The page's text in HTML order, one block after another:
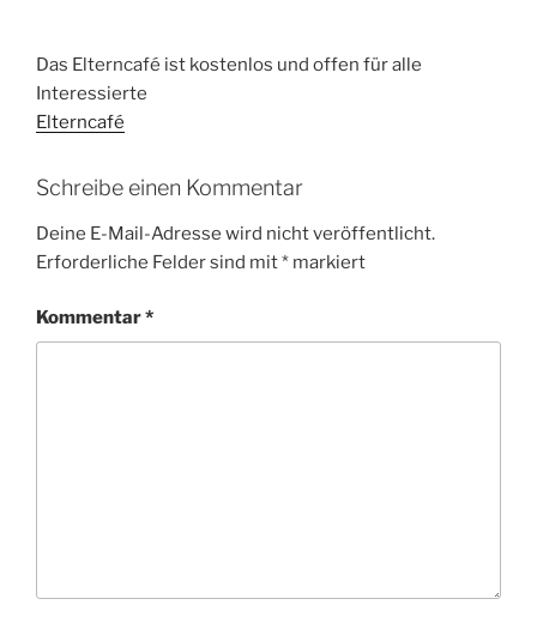
Das Elterncafé ist kostenlos und offen für alle
Interessierte
Elterncafé
Schreibe einen Kommentar
Deine E-Mail-Adresse wird nicht veröffentlicht.
Erforderliche Felder sind mit* markiert
Kommentar*